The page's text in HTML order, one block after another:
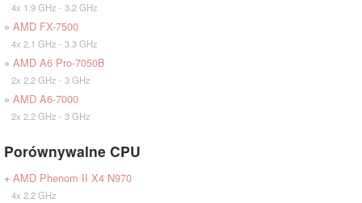
4x 1.9 GHz - 3.2 GHz
» AMD FX-7500
4x 2.1 GHz - 3.3 GHz
» AMD A6 Pro-7050B
2x 2.2 GHz - 3 GHz
» AMD A6-7000
2x 2.2 GHz - 3 GHz
Porównywalne CPU
+ AMD Phenom II X4 N970
4x 2.2 GHz